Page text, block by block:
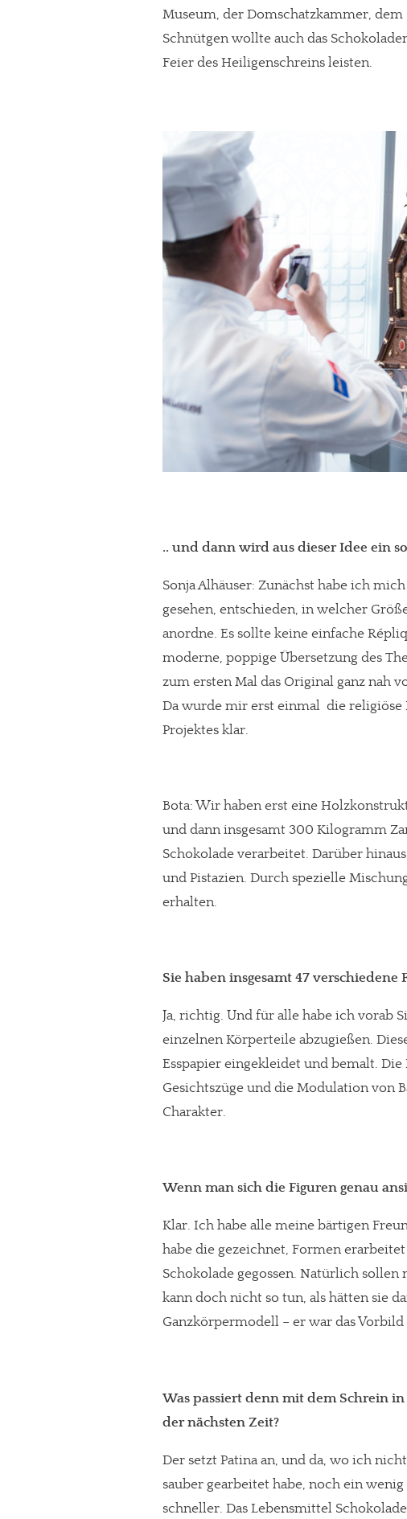
In eigener Sache
Dir gefällt unsere
meinesuedstadt.de finanziert sich durch
Solltest Du unsere unabhängige
Paypal - danke@meinesuedstadt.de
Museum, der Domschatzkammer,
Schnütgen wollte auch das
Feier des Heiligenschreins leisten.
.. und dann wird aus dieser Idee ein
Sonja Alhäuser: Zunächst habe ich
gesehen, entschieden, in welcher
anordne. Es sollte keine einfache
moderne, poppige Übersetzung des
zum ersten Mal das Original ganz nah
Da wurde mir erst einmal die
Projektes klar.
Bota: Wir haben erst eine
und dann insgesamt 300 Kilogramm
Schokolade verarbeitet. Darüber
und Pistazien. Durch spezielle
erhalten.
Sie haben insgesamt 47
Ja, richtig. Und für alle habe ich
einzelnen Körperteile abzugießen.
Esspapier eingekleidet und bemalt.
Gesichtszüge und die Modulation von
Charakter.
Wenn man sich die Figuren genau
Klar. Ich habe alle meine bärtigen
habe die gezeichnet, Formen
Schokolade gegossen. Natürlich
kann doch nicht so tun, als hätten sie
Ganzkörpermodell – er war das Vorbild
Was passiert denn mit dem Schrein in
der nächsten Zeit?
Der setzt Patina an, und da, wo ich nicht
sauber gearbeitet habe, noch ein wenig
schneller. Das Lebensmittel Schokolade